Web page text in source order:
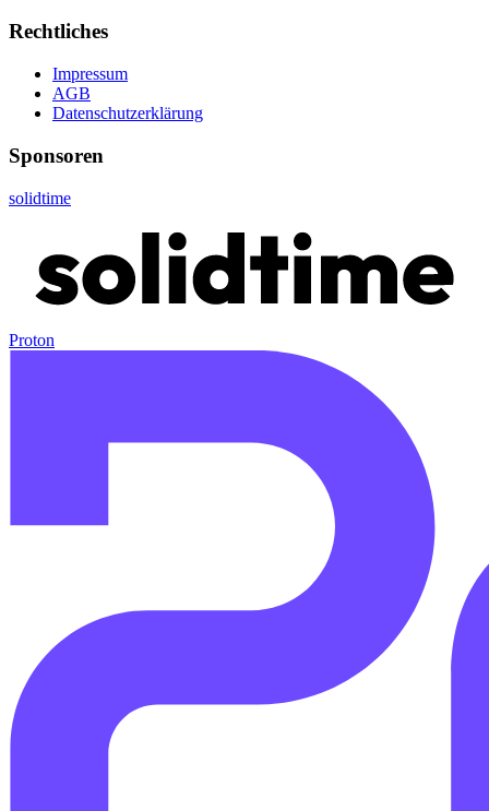
Rechtliches
Impressum
AGB
Datenschutzerklärung
Sponsoren
solidtime
Proton